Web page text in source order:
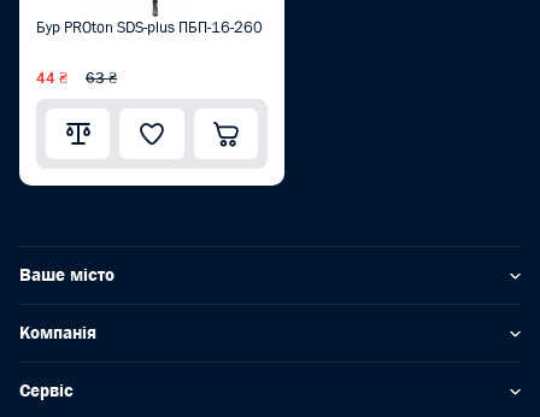
Бур PROton SDS-plus ПБП-16-260
44 ₴ 63 ₴
Ваше місто
Компанія
Сервіс